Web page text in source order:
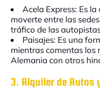
Acela Express: Es
moverte entre las
tráfico de las
Paisajes: Es una
mientras comentas los
Alemania con otros
3. Alquiler de Autos